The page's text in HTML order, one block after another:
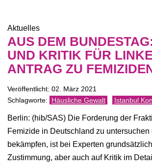
Aktuelles
AUS DEM
UND KRITIK FÜR
ANTRAG ZU
Veröffentlicht: 02. März 2021
Häusliche Gewalt Istanbul
Berlin: (hib/SAS) Die Forderung der
Femizide in Deutschland zu untersuchen
bekämpfen, ist bei Experten
Zustimmung, aber auch auf Kritik im